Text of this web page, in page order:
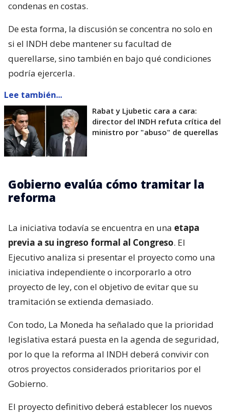
condenas en costas.
De esta forma, la discusión se concentra no solo en
si el INDH debe mantener su facultad de
querellarse, sino también en bajo qué condiciones
podría ejercerla.
Lee también...
Rabat y Ljubetic cara a cara:
director del INDH refuta crítica del
ministro por "abuso" de querellas
Gobierno evalúa cómo tramitar la
reforma
La iniciativa todavía se encuentra en una etapa
previa a su ingreso formal al Congreso. El
Ejecutivo analiza si presentar el proyecto como una
iniciativa independiente o incorporarlo a otro
proyecto de ley, con el objetivo de evitar que su
tramitación se extienda demasiado.
Con todo, La Moneda ha señalado que la prioridad
legislativa estará puesta en la agenda de seguridad,
por lo que la reforma al INDH deberá convivir con
otros proyectos considerados prioritarios por el
Gobierno.
El proyecto definitivo deberá establecer los nuevos